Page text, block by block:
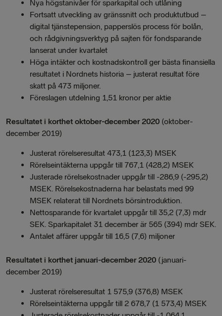
Nya högstanivåer för sparkapital och utlåning
Fortsatt utveckling av gränssnitt och produktutbud –
digital tjänstepension, papperslös process för bolån,
och rådgivningsverktyg på sajten för fondsparande
lanserat under kvartalet
Höga intäkter och kostnadskontroll ger bästa finansiella
resultatet i Nordnets historia – justerat resultat före
skatt på 473 miljoner.
Föreslagen utdelning 1,51 kronor per aktie
Resultatet i korthet oktober-december 2020 (oktober-
december 2019)
Justerat rörelseresultat 473,1 (123,3) MSEK
Rörelseintäkterna uppgår till 767,1 (428,2) MSEK
Justerade rörelsekostnader uppgår till -286,9 (-295,2)
MSEK. Rörelsekostnaderna har belastats med 99
MSEK relaterat till Nordnets börsintroduktion.
Nettosparande för kvartalet uppgår till 35,2 (7,3) mdr
SEK. Sparkapitalet 31 december är 565 (394) mdr SEK.
Antalet affärer uppgår till 16,5 (7,6) miljoner
Resultatet i korthet januari-december 2020 (januari-
december 2019)
Justerat rörelseresultat 1 575,9 (376,8) MSEK
Rörelseintäkterna uppgår till 2 678,7 (1 573,4) MSEK